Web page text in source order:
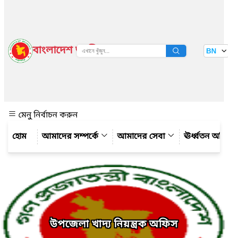
বাংলাদেশ জাতীয় তথ্য বাতায়ন BN
মেনু নির্বাচন করুন
আমাদের সম্পর্কে
আমাদের সেবা ঊর্ধ্বতন
উপজেলা খাদ্য নিয়ন্ত্রক অফিস